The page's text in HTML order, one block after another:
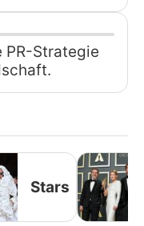
PR-Strategie
Stars